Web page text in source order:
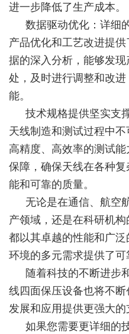
进一步降低了生产成本。
数据驱动优化：详细
产品优化和工艺改进提
据的深入分析，能够发
处，及时进行调整和改
能。
技术规格提供坚实支
天线制造和测试过程中
高精度、高效率的测试
保障，确保天线在各种
能和可靠的质量。
无论是在通信、航空
产领域，还是在科研机
都以其卓越的性能和广
环境的多元需求提供了可
随着科技的不断进步
线四面保压设备也将不
发展和应用提供更强大的
如果您需要更详细的